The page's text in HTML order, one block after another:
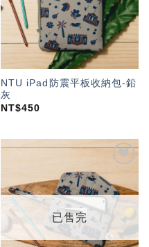
NTU iPad防震平板收納包-鉛
灰
NT$450
「願
望輕
已售完